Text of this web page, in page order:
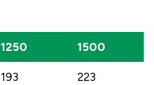
1250 1500
193 223